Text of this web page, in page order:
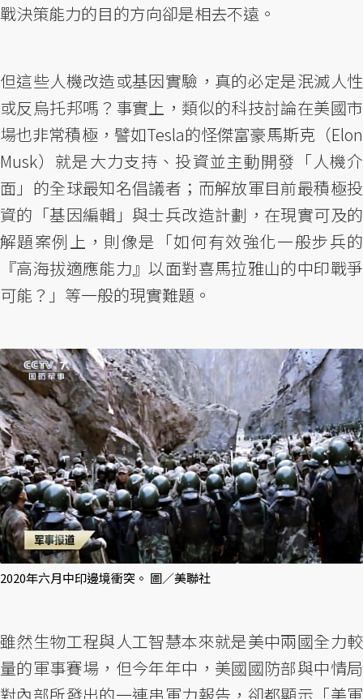
戰決策能力的目的方向卻是相去不遠。
但這些人機改造或基因實驗，真的必定是泯滅人性
或反烏托邦嗎？事實上，類似的科技討論在美國市
場也非常積極，譬如Tesla的怪傑富豪馬斯克（Elon
Musk）就是大力支持、投資並主動開發「人機介
面」的全球最知名倡議者；而解放軍目前最積極投
資的「基因編輯」與士兵改造計劃，在現實可及的
解題案例上，則像是「如何有效強化一般步兵的
『高海拔適應能力』以面對喜馬拉雅山的中印戰爭
可能？」等一般的現實難題。
2020年六月中印邊境衝突。 圖／美聯社
雖然生物工程與人工智慧本來就是美中兩國全力較
量的軍事賽場，但今年年中，美國國防部與中情局